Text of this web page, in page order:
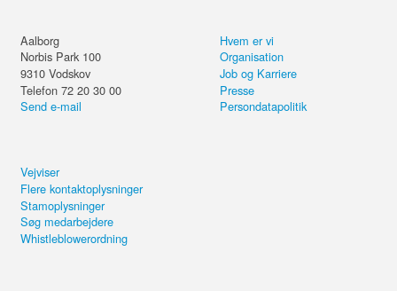
Aalborg
Norbis Park 100
9310 Vodskov
Telefon 72 20 30 00
Send e-mail
Hvem er vi
Organisation
Job og Karriere
Presse
Persondatapolitik
Vejviser
Flere kontaktoplysninger
Stamoplysninger
Søg medarbejdere
Whistleblowerordning